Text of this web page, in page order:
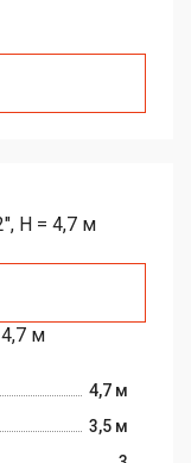
м
4,7 м
3,5 м